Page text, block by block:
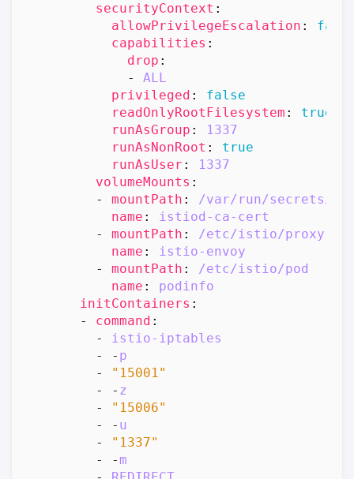
securityContext :
allowPrivilegeEscalation :
capabilities :
drop :
- ALL
privileged :
false
readOnlyRootFilesystem :
true
runAsGroup :
1337
runAsNonRoot :
true
runAsUser :
1337
volumeMounts :
- mountPath :
/var/run/secrets/
name :
istiod-ca-cert
- mountPath :
/etc/istio/proxy
name :
istio-envoy
- mountPath :
/etc/istio/pod
name :
podinfo
initContainers :
- command :
- istio-iptables
- - p
- "15001"
- - z
- "15006"
- - u
- "1337"
- - m